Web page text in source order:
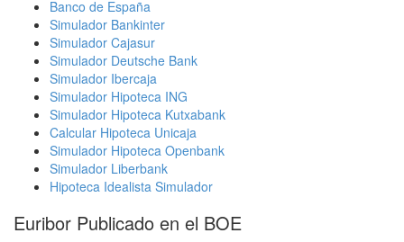
Banco de España
Simulador Bankinter
Simulador Cajasur
Simulador Deutsche Bank
Simulador Ibercaja
Simulador Hipoteca ING
Simulador Hipoteca Kutxabank
Calcular Hipoteca Unicaja
Simulador Hipoteca Openbank
Simulador Liberbank
Hipoteca Idealista Simulador
Euribor Publicado en el BOE